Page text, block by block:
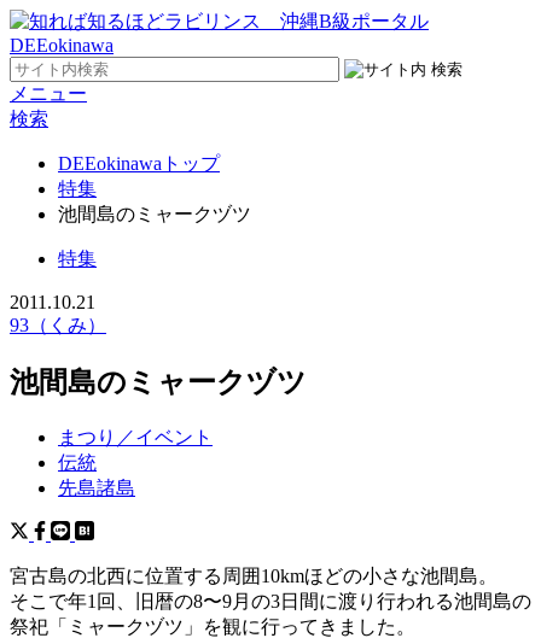
メニュー
検索
DEEokinawaトップ
特集
池間島のミャークヅツ
特集
2011.10.21
93（くみ）
池間島のミャークヅツ
まつり／イベント
伝統
先島諸島
宮古島の北西に位置する周囲10kmほどの小さな池間島。
そこで年1回、旧暦の8〜9月の3日間に渡り行われる池間島の
祭祀「ミャークヅツ」を観に行ってきました。